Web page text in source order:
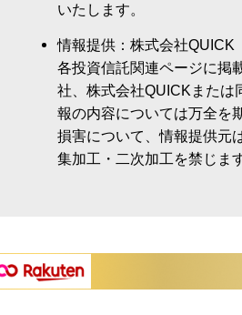
いたします。
情報提供：株式会社QUICK
各投資信託関連ページに掲
社、株式会社QUICKまたは
報の内容については万全を
損害について、情報提供元
集加工・二次加工を禁じま